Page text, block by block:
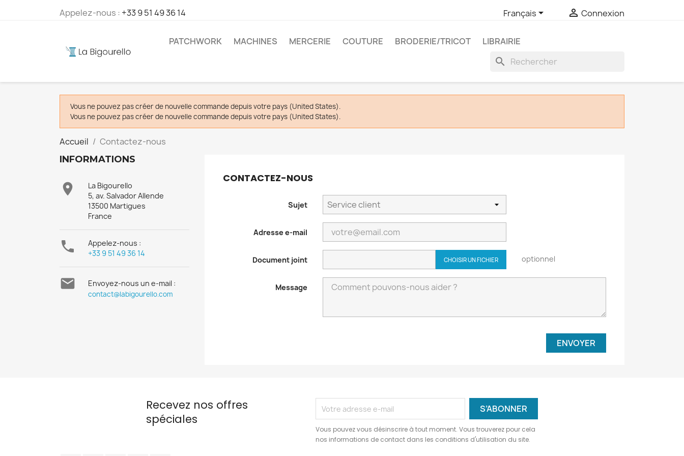
Appelez-nous : +33 9 51 49 36 14 Français  Connexion
PATCHWORK MACHINES MERCERIE COUTURE BRODERIE/TRICOT LIBRAIRIE
search
Vous ne pouvez pas créer de nouvelle commande depuis votre pays (United States).
Vous ne pouvez pas créer de nouvelle commande depuis votre pays (United States).
Accueil
Contactez-nous
INFORMATIONS

La Bigourello
5, av. Salvador Allende
13500 Martigues
France

Appelez-nous :
+33 9 51 49 36 14
 Envoyez-nous un e-mail :
contact@labigourello.com
CONTACTEZ-NOUS
Sujet
Adresse e-mail
Document joint CHOISIR UN FICHIER optionnel
Message
Recevez nos offres
spéciales
Vous pouvez vous désinscrire à tout moment. Vous trouverez pour cela
nos informations de contact dans les conditions d'utilisation du site.